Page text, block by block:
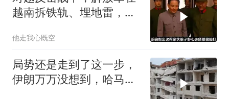
越南拆铁轨、埋地雷，是
他走我心既空
局势还是走到了这一步，
伊朗万万没想到，哈马斯